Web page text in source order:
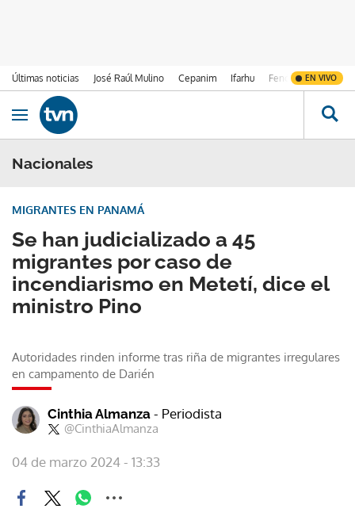
Últimas noticias José Raúl Mulino Cepanim Ifarhu Fenómeno de El
EN VIVO
Ir al contenido
Obrir navegació
Nacionales
Se han judicializado a 45
migrantes por caso de
incendiarismo en Metetí, dice el
ministro Pino
MIGRANTES EN PANAMÁ
Autoridades rinden informe tras riña de migrantes irregulares
en campamento de Darién
Cinthia Almanza - Periodista
@CinthiaAlmanza
04 de marzo 2024 - 13:33